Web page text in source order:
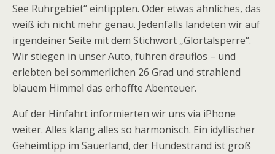
See Ruhrgebiet“ eintippten. Oder etwas ähnliches, das
weiß ich nicht mehr genau. Jedenfalls landeten wir auf
irgendeiner Seite mit dem Stichwort „Glörtalsperre“.
Wir stiegen in unser Auto, fuhren drauflos – und
erlebten bei sommerlichen 26 Grad und strahlend
blauem Himmel das erhoffte Abenteuer.
Auf der Hinfahrt informierten wir uns via iPhone
weiter. Alles klang alles so harmonisch. Ein idyllischer
Geheimtipp im Sauerland, der Hundestrand ist groß